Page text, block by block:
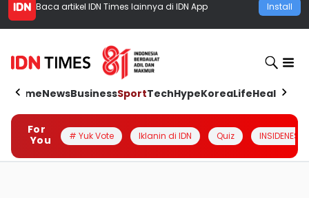
Baca artikel IDN Times lainnya di IDN App Install
HomeNewsBusinessSportTechHypeKoreaLifeHealth
For
You
# Yuk Vote Iklanin di IDN Quiz INSIDENESIA